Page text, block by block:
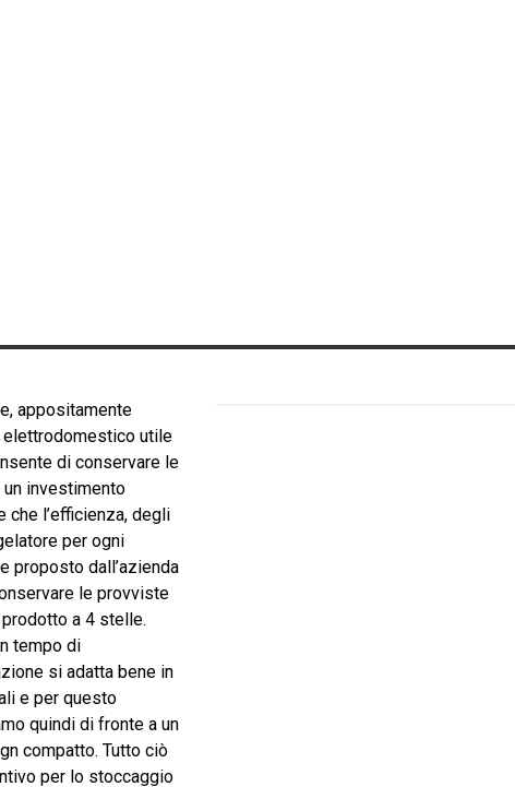
appositamente
utile
di conservare le
un investimento
l’efficienza, degli
per ogni
proposto dall’azienda
le provviste
a 4 stelle.
tempo di
si adatta bene in
e per questo
quindi di fronte a un
compatto. Tutto ciò
per lo stoccaggio